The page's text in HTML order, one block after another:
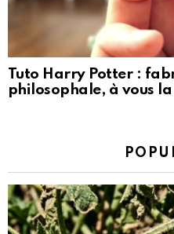
Tuto Harry Potter :
philosophale, à vous